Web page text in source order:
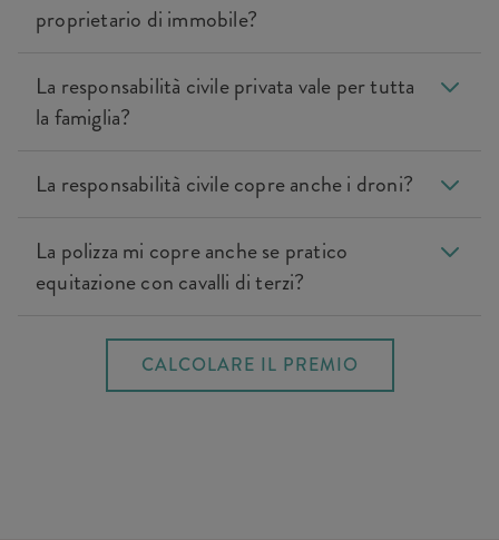
proprietario di immobile?
La responsabilità civile privata vale per tutta
la famiglia?
La responsabilità civile copre anche i droni?
La polizza mi copre anche se pratico
equitazione con cavalli di terzi?
CALCOLARE IL PREMIO